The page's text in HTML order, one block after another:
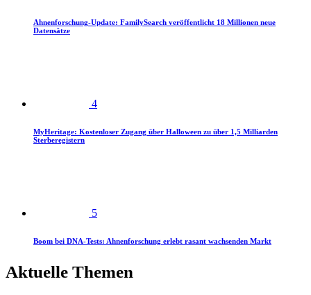
Ahnenforschung-Update: FamilySearch veröffentlicht 18 Millionen neue
Datensätze
4
MyHeritage: Kostenloser Zugang über Halloween zu über 1,5 Milliarden
Sterberegistern
5
Boom bei DNA-Tests: Ahnenforschung erlebt rasant wachsenden Markt
Aktuelle Themen